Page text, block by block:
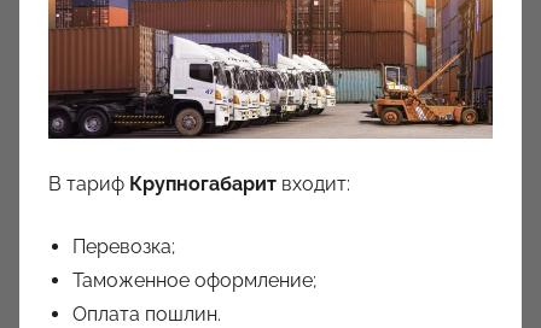
В тариф Крупногабарит входит:
Перевозка;
Таможенное оформление;
Оплата пошлин.